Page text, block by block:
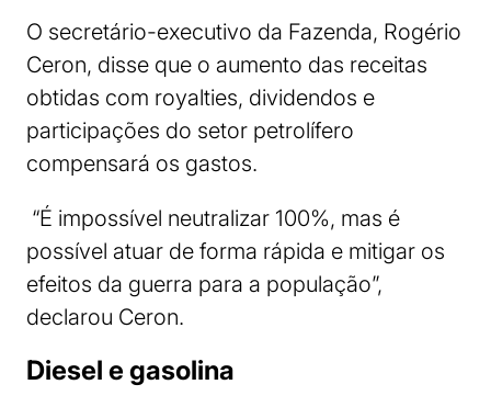
O secretário-executivo da Fazenda, Rogério
Ceron, disse que o aumento das receitas
obtidas com royalties, dividendos e
participações do setor petrolífero
compensará os gastos.
“É impossível neutralizar 100%, mas é
possível atuar de forma rápida e mitigar os
efeitos da guerra para a população”,
declarou Ceron.
Diesel e gasolina